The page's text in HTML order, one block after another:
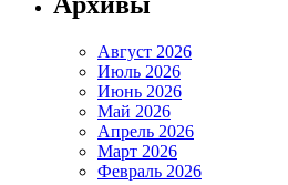
Август 2026
Июль 2026
Июнь 2026
Май 2026
Апрель 2026
Март 2026
Февраль 2026